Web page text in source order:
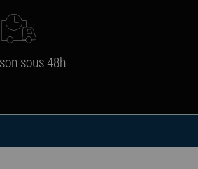
sous 48h